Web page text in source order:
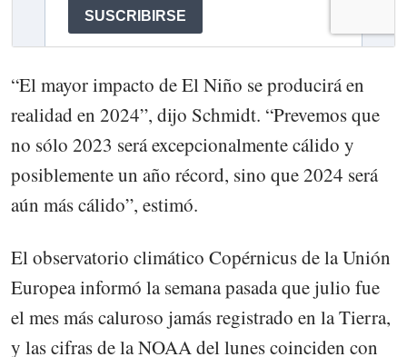
“El mayor impacto de El Niño se producirá en
realidad en 2024”, dijo Schmidt. “Prevemos que
no sólo 2023 será excepcionalmente cálido y
posiblemente un año récord, sino que 2024 será
aún más cálido”, estimó.
El observatorio climático Copérnicus de la Unión
Europea informó la semana pasada que julio fue
el mes más caluroso jamás registrado en la Tierra,
y las cifras de la NOAA del lunes coinciden con